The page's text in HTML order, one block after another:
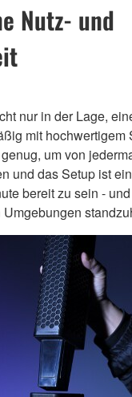
Nutz- und
nur in der Lage,
mit hochwertigem
um von
und das Setup ist
bereit zu sein -